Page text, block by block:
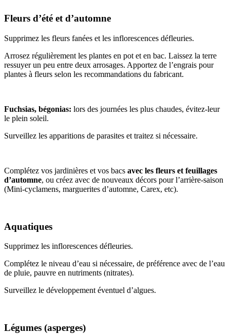
Fleurs d’été et d’automne
Supprimez les fleurs fanées et les inflorescences défleuries.
Arrosez régulièrement les plantes en pot et en bac. Laissez la terre
ressuyer un peu entre deux arrosages. Apportez de l’engrais pour
plantes à fleurs selon les recommandations du fabricant.
Fuchsias, bégonias: lors des journées les plus chaudes, évitez-leur
le plein soleil.
Surveillez les apparitions de parasites et traitez si nécessaire.
Complétez vos jardinières et vos bacs avec les fleurs et feuillages
d’automne, ou créez avec de nouveaux décors pour l’arrière-saison
(Mini-cyclamens, marguerites d’automne, Carex, etc).
Aquatiques
Supprimez les inflorescences défleuries.
Complétez le niveau d’eau si nécessaire, de préférence avec de l’eau
de pluie, pauvre en nutriments (nitrates).
Surveillez le développement éventuel d’algues.
Légumes (asperges)